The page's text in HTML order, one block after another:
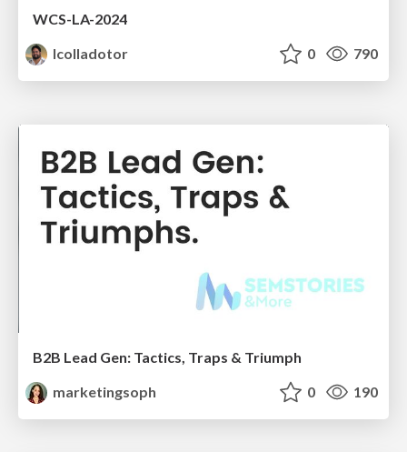
WCS-LA-2024
lcolladotor
0 790
B2B Lead Gen: Tactics, Traps & Triumph
marketingsoph
0 190